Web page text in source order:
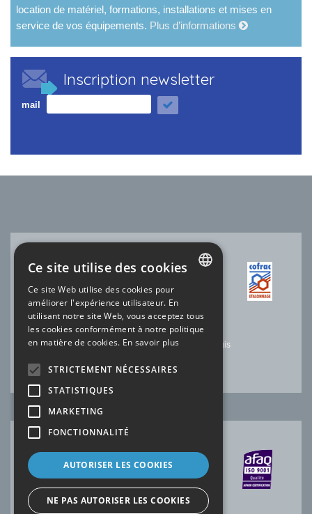
location de matériel, formations, installations et mises en
service de vos équipements. Plus d’informations
Inscription newsletter
mail
ACCRÉDITATION COFRAC
N°2.1525 * Température
N°2.1144* Electricité-Magnétisme
N°2.1227 * Temps Fréquence
Laboratoire SOFIMAE de notre site de Ris-Orangis
CERTIFICATION AFAQ
FRENCH
Ce site utilise des cookies
Ce site Web utilise des cookies pour
améliorer l'expérience utilisateur. En
utilisant notre site Web, vous acceptez tous
les cookies conformément à notre politique
en matière de cookies. En savoir plus
STRICTEMENT NÉCESSAIRES
STATISTIQUES
MARKETING
FONCTIONNALITÉ
AUTORISER LES COOKIES
NE PAS AUTORISER LES COOKIES